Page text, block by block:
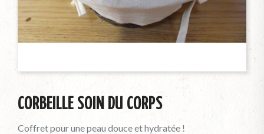
CORBEILLE SOIN DU CORPS
Coffret pour une peau douce et hydratée !